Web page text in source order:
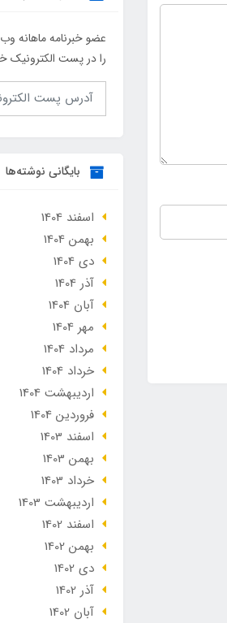
عضو خبرنامه ماهانه
را در پست الکترونیک
بایگانی نوشته‌ها
اسفند 1404
بهمن 1404
دی 1404
آذر 1404
آبان 1404
مهر 1404
مرداد 1404
خرداد 1404
ارديبهشت 1404
فروردین 1404
اسفند 1403
بهمن 1403
خرداد 1403
ارديبهشت 1403
اسفند 1402
بهمن 1402
دی 1402
آذر 1402
آبان 1402